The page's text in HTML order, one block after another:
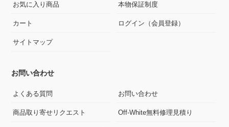
お気に入り商品 本物保証制度
カート ログイン（会員登録）
サイトマップ
お問い合わせ
よくある質問 お問い合わせ
商品取り寄せリクエスト Off-White無料修理見積り